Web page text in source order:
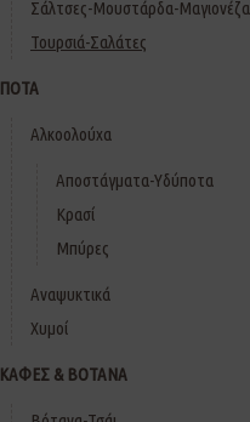
Σάλτσες-Μουστάρδα-Μαγιονέζα
Τουρσιά-Σαλάτες
ΠΟΤΑ
Αλκοολούχα
Αποστάγματα-Υδύποτα
Κρασί
Μπύρες
Αναψυκτικά
Χυμοί
ΚΑΦΕΣ & ΒΟΤΑΝΑ